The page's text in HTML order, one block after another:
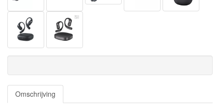
Omschrijving